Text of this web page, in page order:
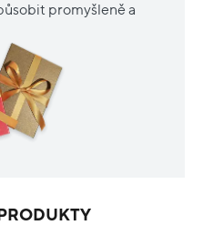
promyšleně a